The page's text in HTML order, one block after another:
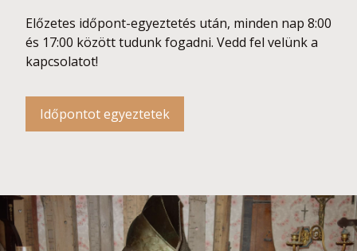
Előzetes időpont-egyeztetés után, minden nap 8:00
és 17:00 között tudunk fogadni. Vedd fel velünk a
kapcsolatot!
Időpontot egyeztetek